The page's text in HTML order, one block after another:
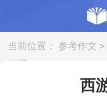
当前位置： 参考作文 >
笔记
西